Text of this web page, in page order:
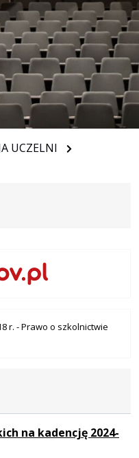
UCZELNI
r. - Prawo o szkolnictwie
na kadencję 2024-